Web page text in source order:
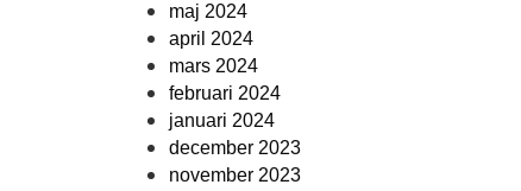
maj 2024
april 2024
mars 2024
februari 2024
januari 2024
december 2023
november 2023